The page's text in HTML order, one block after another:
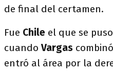
de final del certamen.
Fue Chile el que se
cuandoVargas
entró al área por la